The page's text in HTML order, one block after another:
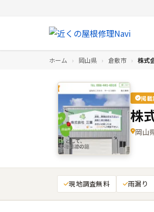
ホーム › 岡山県 › 倉敷市 › 株式
掲載
株
岡山
現地調査無料 雨漏り